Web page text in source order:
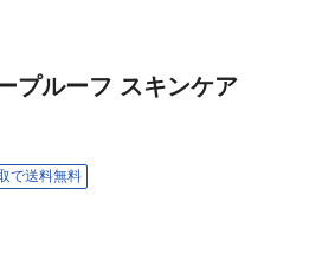
プルーフ スキンケア
で送料無料